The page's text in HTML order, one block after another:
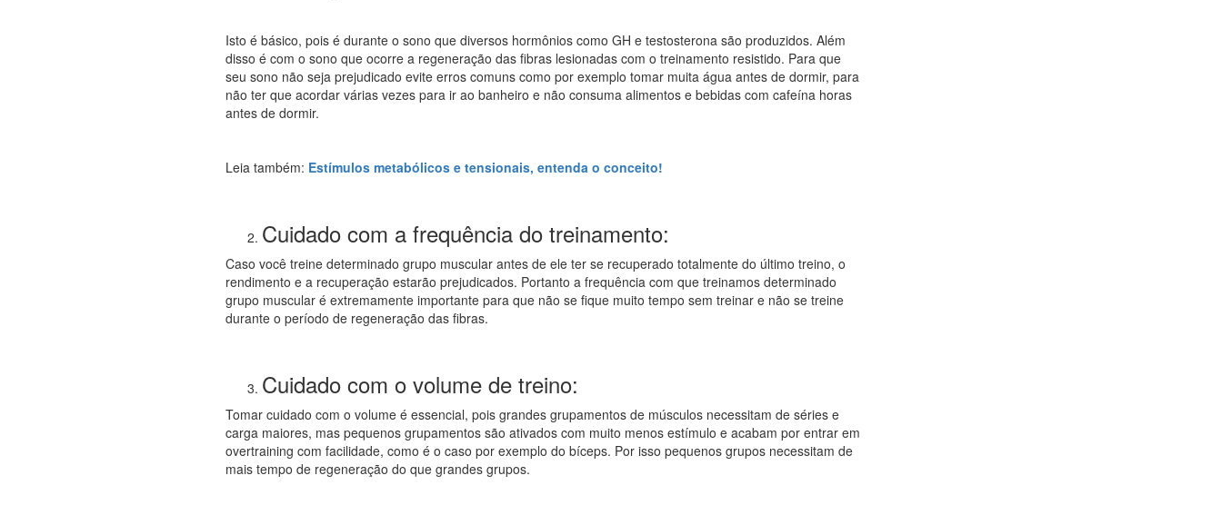
Isto é básico, pois é durante o sono que diversos hormônios como GH e testosterona são produzidos. Além
disso é com o sono que ocorre a regeneração das fibras lesionadas com o treinamento resistido. Para que
seu sono não seja prejudicado evite erros comuns como por exemplo tomar muita água antes de dormir, para
não ter que acordar várias vezes para ir ao banheiro e não consuma alimentos e bebidas com cafeína horas
antes de dormir.
Leia também: Estímulos metabólicos e tensionais, entenda o conceito!
Cuidado com a frequência do treinamento:
Caso você treine determinado grupo muscular antes de ele ter se recuperado totalmente do último treino, o
rendimento e a recuperação estarão prejudicados. Portanto a frequência com que treinamos determinado
grupo muscular é extremamente importante para que não se fique muito tempo sem treinar e não se treine
durante o período de regeneração das fibras.
Cuidado com o volume de treino:
Tomar cuidado com o volume é essencial, pois grandes grupamentos de músculos necessitam de séries e
carga maiores, mas pequenos grupamentos são ativados com muito menos estímulo e acabam por entrar em
overtraining com facilidade, como é o caso por exemplo do bíceps. Por isso pequenos grupos necessitam de
mais tempo de regeneração do que grandes grupos.